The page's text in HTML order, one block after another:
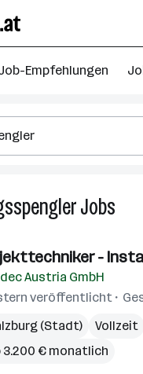
Empfehlungen
Jobs
-
Austria GmbH
veröffentlicht
(Stadt)
Vollzeit
3.200 € monatlich